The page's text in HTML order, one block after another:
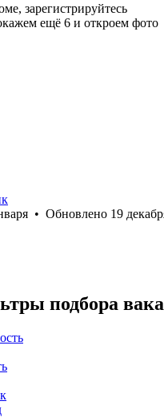
зарегистрируйтесь
ещё 6 и откроем фото
• Обновлено 19
подбора